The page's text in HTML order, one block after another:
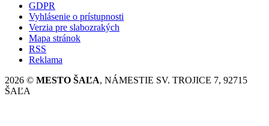
GDPR
Vyhlásenie o prístupnosti
Verzia pre slabozrakých
Mapa stránok
RSS
Reklama
2026 © MESTO ŠAĽA, NÁMESTIE SV. TROJICE 7, 92715
ŠAĽA